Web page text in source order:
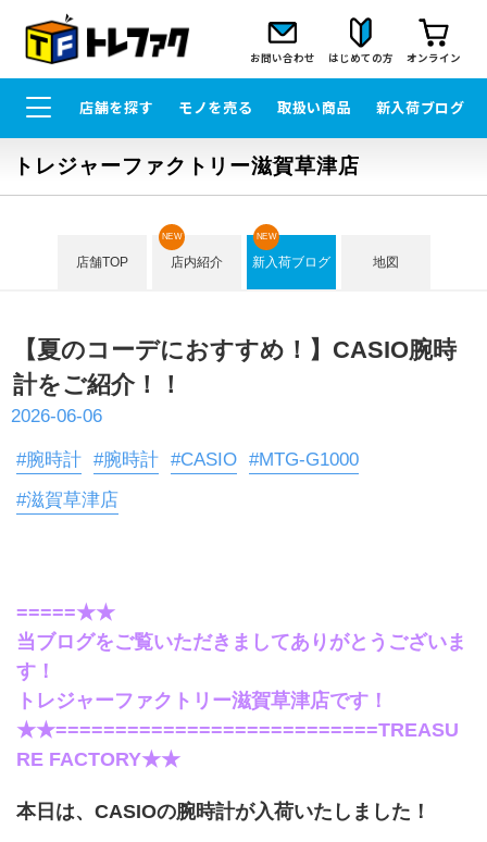
お問い合わせ はじめての方 オンライン
店舗を探す モノを売る 取扱い商品 新入荷ブログ
トレジャーファクトリー滋賀草津店
店舗TOP 店内紹介
NEW
新入荷ブログ
NEW
地図
【夏のコーデにおすすめ！】CASIO腕時
計をご紹介！！
2026-06-06
#腕時計 #腕時計 #CASIO #MTG-G1000
#滋賀草津店
=====★★
当ブログをご覧いただきましてありがとうございま
す！
トレジャーファクトリー滋賀草津店です！
★★===========================TREASU
RE FACTORY★★
本日は、CASIOの腕時計が入荷いたしました！